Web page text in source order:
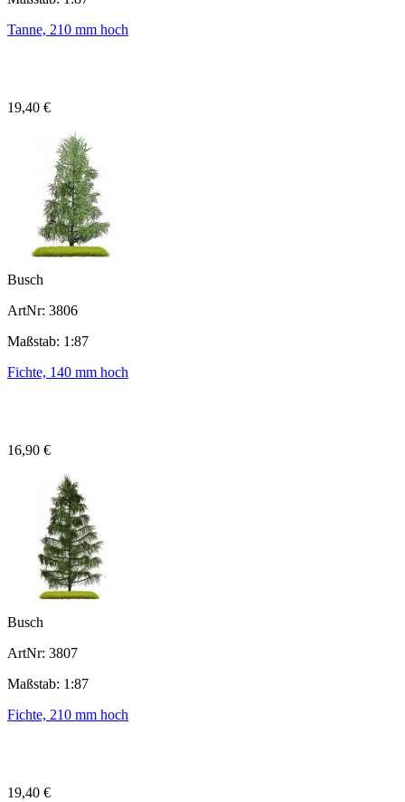
Tanne, 210 mm hoch
19,40 €
Busch
ArtNr: 3806
Maßstab: 1:87
Fichte, 140 mm hoch
16,90 €
Busch
ArtNr: 3807
Maßstab: 1:87
Fichte, 210 mm hoch
19,40 €